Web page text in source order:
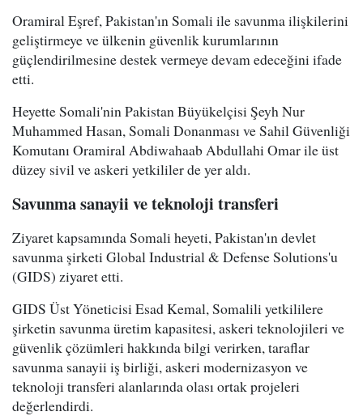
Oramiral Eşref, Pakistan'ın Somali ile savunma ilişkilerini
geliştirmeye ve ülkenin güvenlik kurumlarının
güçlendirilmesine destek vermeye devam edeceğini ifade
etti.
Heyette Somali'nin Pakistan Büyükelçisi Şeyh Nur
Muhammed Hasan, Somali Donanması ve Sahil Güvenliği
Komutanı Oramiral Abdiwahaab Abdullahi Omar ile üst
düzey sivil ve askeri yetkililer de yer aldı.
Savunma sanayii ve teknoloji transferi
Ziyaret kapsamında Somali heyeti, Pakistan'ın devlet
savunma şirketi Global Industrial & Defense Solutions'u
(GIDS) ziyaret etti.
GIDS Üst Yöneticisi Esad Kemal, Somalili yetkililere
şirketin savunma üretim kapasitesi, askeri teknolojileri ve
güvenlik çözümleri hakkında bilgi verirken, taraflar
savunma sanayii iş birliği, askeri modernizasyon ve
teknoloji transferi alanlarında olası ortak projeleri
değerlendirdi.